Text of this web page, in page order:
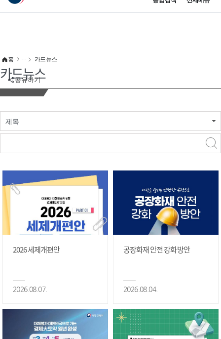
이 누리집은 대한민국 공식 전자정부 누리집입니다.
공유하기
홈 카드뉴스
카드뉴스
제목
2026 세제개편안
2026.08.07.
공장화재 안전 강화 방안
2026.08.04.